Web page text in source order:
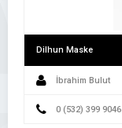
Dilhun Maske
İbrahim Bulut
0 (532) 399 9046